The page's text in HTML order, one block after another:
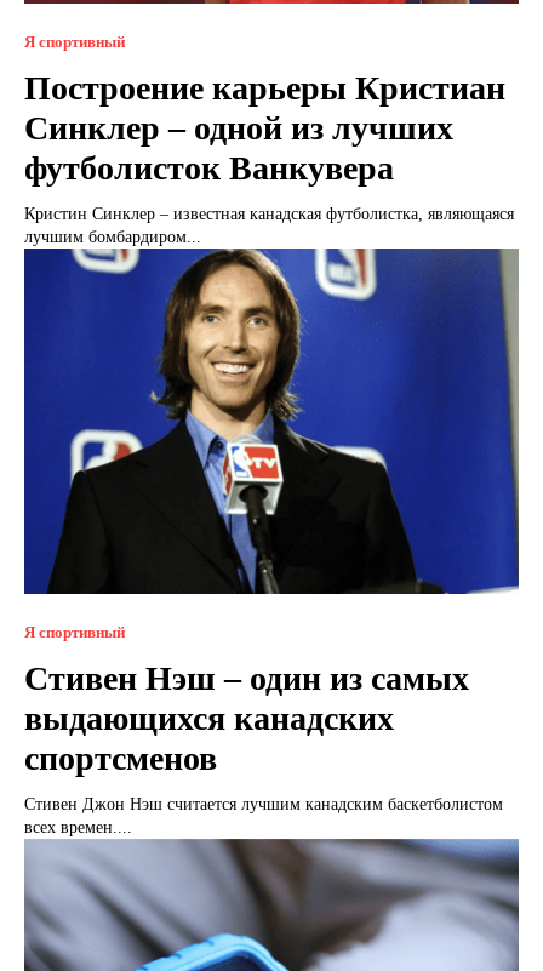
Я спортивный
Построение карьеры Кристиан
Синклер – одной из лучших
футболисток Ванкувера
Кристин Синклер – известная канадская футболистка, являющаяся
лучшим бомбардиром...
Я спортивный
Стивен Нэш – один из самых
выдающихся канадских
спортсменов
Стивен Джон Нэш считается лучшим канадским баскетболистом
всех времен....